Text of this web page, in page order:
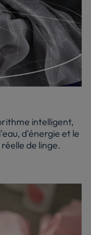
intelligent,
d'énergie et le
de linge.